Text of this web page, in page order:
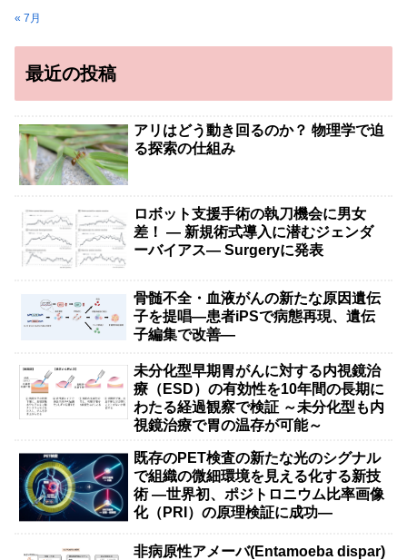
« 7月
最近の投稿
アリはどう動き回るのか？ 物理学で迫
る探索の仕組み
ロボット支援手術の執刀機会に男女
差！ — 新規術式導入に潜むジェンダ
ーバイアス— Surgeryに発表
骨髄不全・血液がんの新たな原因遺伝
子を提唱―患者iPSで病態再現、遺伝
子編集で改善―
未分化型早期胃がんに対する内視鏡治
療（ESD）の有効性を10年間の長期に
わたる経過観察で検証 ～未分化型も内
視鏡治療で胃の温存が可能～
既存のPET検査の新たな光のシグナル
で組織の微細環境を見える化する新技
術 ―世界初、ポジトロニウム比率画像
化（PRI）の原理検証に成功―
非病原性アメーバ(Entamoeba dispar)